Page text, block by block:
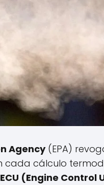
Agency(EPA)
cada cálculo
ECU (Engine Control